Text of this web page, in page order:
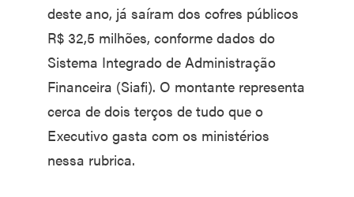
deste ano, já saíram dos cofres públicos
R$ 32,5 milhões, conforme dados do
Sistema Integrado de Administração
Financeira (Siafi). O montante representa
cerca de dois terços de tudo que o
Executivo gasta com os ministérios
nessa rubrica.